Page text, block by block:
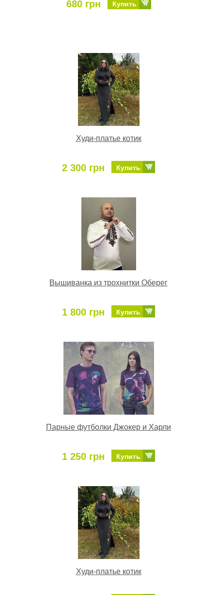
680 грн Купить
Худи-платье котик
2 300 грн Купить
Вышиванка из трохнитки Оберег
1 800 грн Купить
Парные футболки Джокер и Харли
1 250 грн Купить
Худи-платье котик